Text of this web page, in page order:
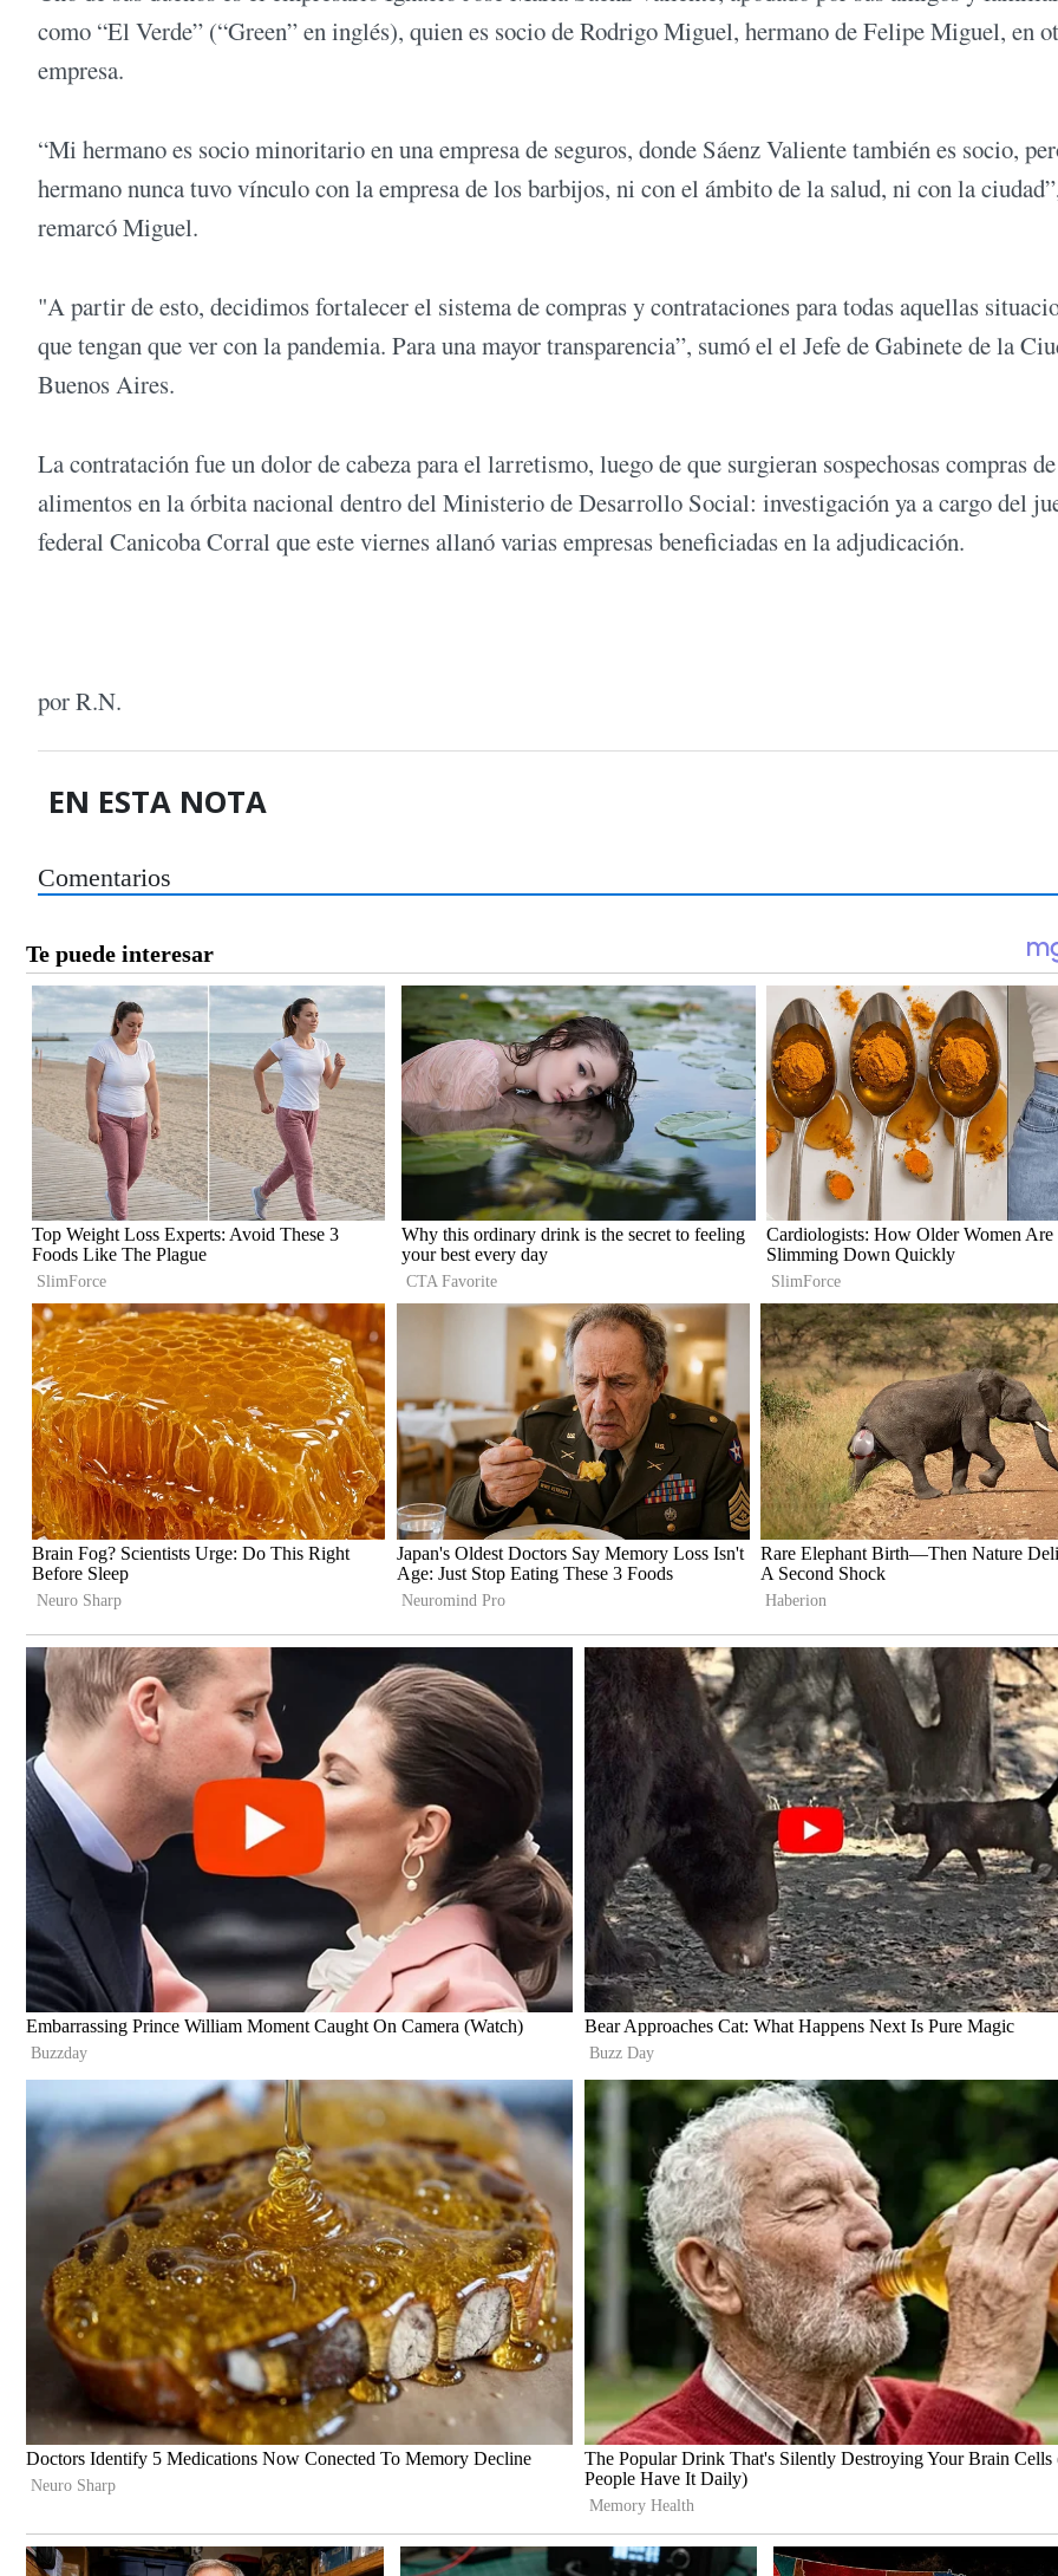
como “El Verde” (“Green” en inglés), quien es socio de Rodrigo Miguel, hermano de Felipe Miguel, en
empresa.
“Mi hermano es socio minoritario en una empresa de seguros, donde Sáenz Valiente también es socio,
hermano nunca tuvo vínculo con la empresa de los barbijos, ni con el ámbito de la salud, ni con la
remarcó Miguel.
"A partir de esto, decidimos fortalecer el sistema de compras y contrataciones para todas aquellas
que tengan que ver con la pandemia. Para una mayor transparencia”, sumó el el Jefe de Gabinete de la
Buenos Aires.
La contratación fue un dolor de cabeza para el larretismo, luego de que surgieran sospechosas compras de
alimentos en la órbita nacional dentro del Ministerio de Desarrollo Social: investigación ya a cargo del
federal Canicoba Corral que este viernes allanó varias empresas beneficiadas en la adjudicación.
por R.N.
EN ESTA NOTA
Comentarios